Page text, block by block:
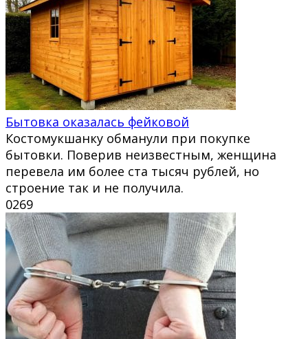
Бытовка оказалась фейковой
Костомукшанку обманули при покупке
бытовки. Поверив неизвестным, женщина
перевела им более ста тысяч рублей, но
строение так и не получила.
0269